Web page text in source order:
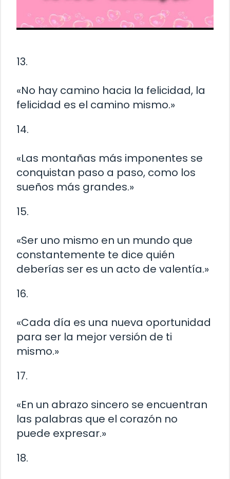
13.
«No hay camino hacia la felicidad, la
felicidad es el camino mismo.»
14.
«Las montañas más imponentes se
conquistan paso a paso, como los
sueños más grandes.»
15.
«Ser uno mismo en un mundo que
constantemente te dice quién
deberías ser es un acto de valentía.»
16.
«Cada día es una nueva oportunidad
para ser la mejor versión de ti
mismo.»
17.
«En un abrazo sincero se encuentran
las palabras que el corazón no
puede expresar.»
18.